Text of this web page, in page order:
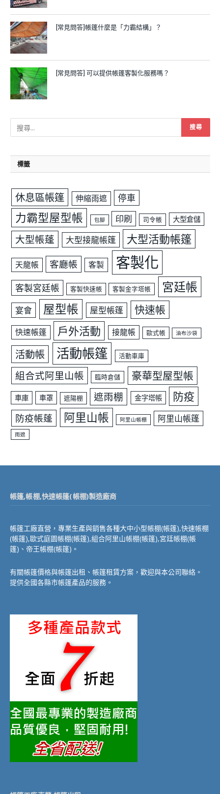
[常見問答]帳篷什麼是「力霸結構」？
[常見問答] 可以提供帳篷客製化服務嗎？
標籤
休息區帳篷 伸縮雨遮 停車
力霸型屋型帳 包腳 印刷 司令帳 大型倉儲
大型帳蓬 大型接龍帳篷 大型活動帳篷
天龍帳 客廳帳 客製 客製化
客製宮廷帳 客製快速帳 客製金字塔帳 宮廷帳
宴會 屋型帳 屋型帳篷 快速帳
快速帳篷 戶外活動 接龍帳 歐式帳 油布沙袋
活動帳 活動帳篷 活動車庫
組合式阿里山帳 臨時倉儲 豪華型屋型帳
車庫 車罩 遮陽棚 遮雨棚 金字塔帳 防疫
防疫帳蓬 阿里山帳 阿里山帳棚 阿里山帳篷
雨遮
帳篷,帳棚,快速帳篷(帳棚)製造廠商
帳篷工廠直營，專業生產與銷售各種大中小型帳棚(帳篷),快速帳棚
(帳篷),歐式庭園帳棚(帳篷),組合阿里山帳棚(帳篷),宮廷帳棚(帳
篷)、帝王帳棚(帳篷)。
有關帳篷價格與帳篷出租、帳篷租賃方案，歡迎與本公司聯絡。
提供全國各縣市帳篷產品的服務。